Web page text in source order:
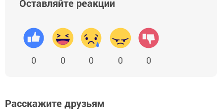
Оставляйте реакции
0 0 0 0 0
Расскажите друзьям